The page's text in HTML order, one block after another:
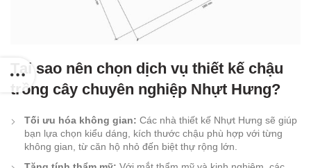
Tại sao nên chọn dịch vụ thiết kế chậu
trồng cây chuyên nghiệp Nhựt Hưng?
Tối ưu hóa không gian: Các nhà thiết kế Nhựt Hưng sẽ giúp
bạn lựa chọn kiểu dáng, kích thước chậu phù hợp với từng
không gian, từ căn hộ nhỏ đến biệt thự rộng lớn.